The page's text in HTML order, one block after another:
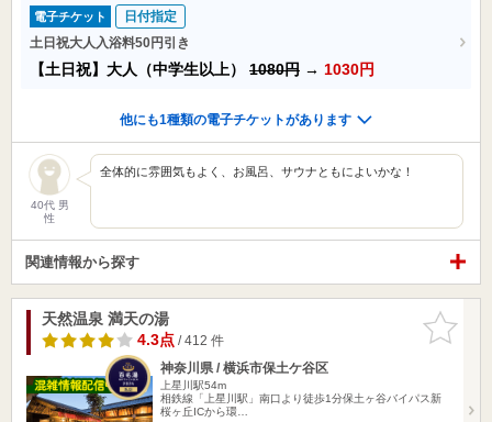
電子チケット
日付指定
土日祝大人入浴料50円引き
【土日祝】大人（中学生以上） 1080円 → 1030円
他にも1種類の電子チケットがあります
40代 男
性
全体的に雰囲気もよく、お風呂、サウナともによいかな！
関連情報から探す
お気に入
りに追加
天然温泉 満天の湯
4.3点/ 412 件
神奈川県 / 横浜市保土ケ谷区
上星川駅54m
相鉄線「上星川駅」南口より徒歩1分保土ヶ谷バイパス新
桜ヶ丘ICから環…